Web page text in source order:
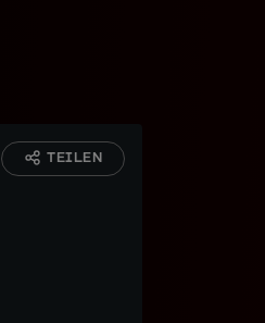
TEILEN